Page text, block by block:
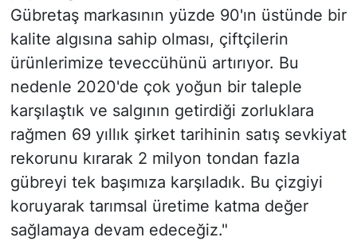
Gübretaş markasının yüzde 90'ın üstünde bir
kalite algısına sahip olması, çiftçilerin
ürünlerimize teveccühünü artırıyor. Bu
nedenle 2020'de çok yoğun bir taleple
karşılaştık ve salgının getirdiği zorluklara
rağmen 69 yıllık şirket tarihinin satış sevkiyat
rekorunu kırarak 2 milyon tondan fazla
gübreyi tek başımıza karşıladık. Bu çizgiyi
koruyarak tarımsal üretime katma değer
sağlamaya devam edeceğiz."